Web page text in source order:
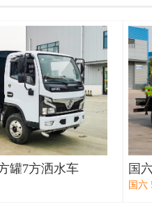
罐7方洒水车 国
国六